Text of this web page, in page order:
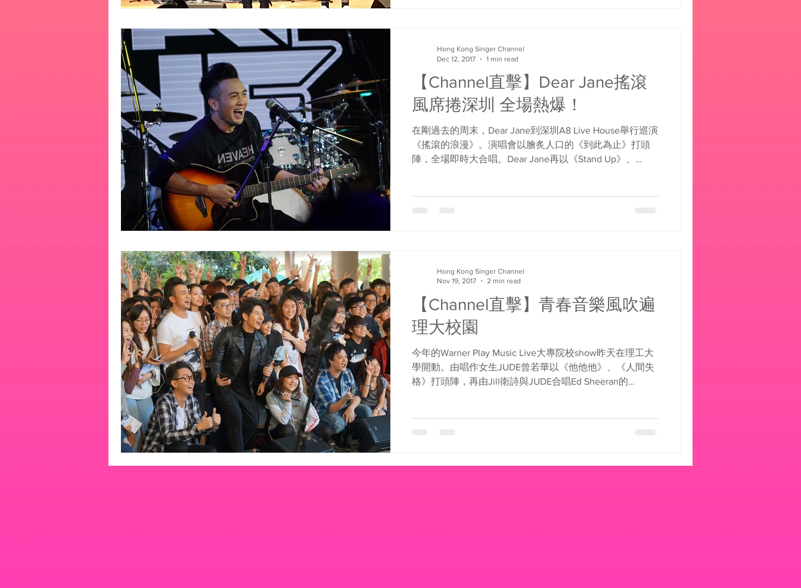
【Channel直擊】Dear Jane搖滾
風席捲深圳 全場熱爆！
在剛過去的周末，Dear Jane到深圳A8 Live House舉行巡演
《搖滾的浪漫》。演唱會以膾炙人口的《到此為止》打頭
陣，全場即時大合唱。Dear Jane再以《Stand Up》、
Hong Kong Singer Channel
Dec 12, 2017
1 min read
【Channel直擊】青春音樂風吹遍
理大校園
今年的Warner Play Music Live大專院校show昨天在理工大
學開動。由唱作女生JUDE曾若華以《他他他》、《人間失
格》打頭陣，再由Jill衛詩與JUDE合唱Ed Sheeran的
Hong Kong Singer Channel
Nov 19, 2017
2 min read